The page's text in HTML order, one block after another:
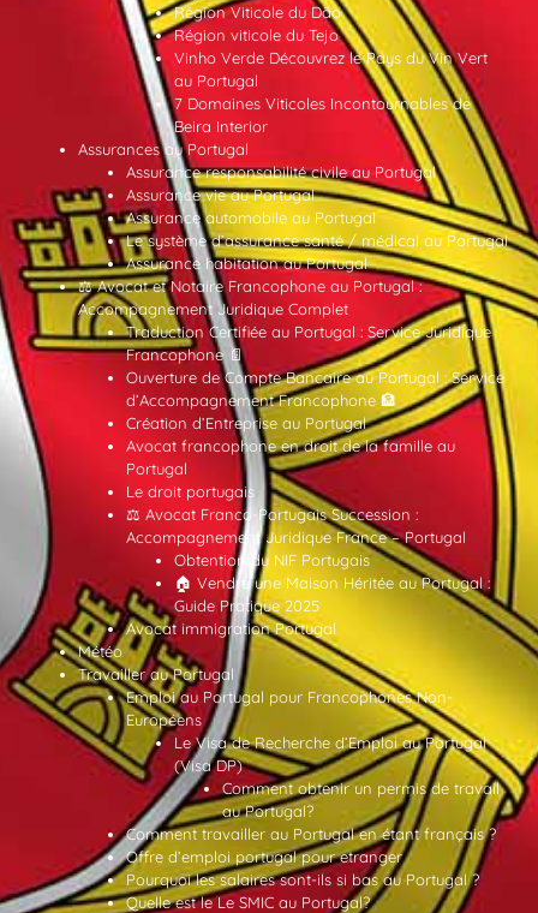
Région Viticole du Dão
Région viticole du Tejo
Vinho Verde Découvrez le Pays du Vin Vert
au Portugal
7 Domaines Viticoles Incontournables de
Beira Interior
Assurances au Portugal
Assurance responsabilité civile au Portugal
Assurance vie au Portugal
Assurance automobile au Portugal
Le système d’assurance santé / médical au Portugal
Assurance habitation au Portugal
⚖️ Avocat et Notaire Francophone au Portugal :
Accompagnement Juridique Complet
Traduction Certifiée au Portugal : Service Juridique
Francophone 📄
Ouverture de Compte Bancaire au Portugal : Service
d’Accompagnement Francophone 🏦
Création d’Entreprise au Portugal
Avocat francophone en droit de la famille au
Portugal
Le droit portugais
⚖️ Avocat Franco-Portugais Succession :
Accompagnement Juridique France – Portugal
Obtention du NIF Portugais
🏠 Vendre une Maison Héritée au Portugal :
Guide Pratique 2025
Avocat immigration Portugal
Météo
Travailler au Portugal
Emploi au Portugal pour Francophones Non-
Européens
Le Visa de Recherche d’Emploi au Portugal
(Visa DP)
Comment obtenir un permis de travail
au Portugal?
Comment travailler au Portugal en étant français ?
Offre d’emploi portugal pour etranger
Pourquoi les salaires sont-ils si bas au Portugal ?
Quelle est le Le SMIC au Portugal?